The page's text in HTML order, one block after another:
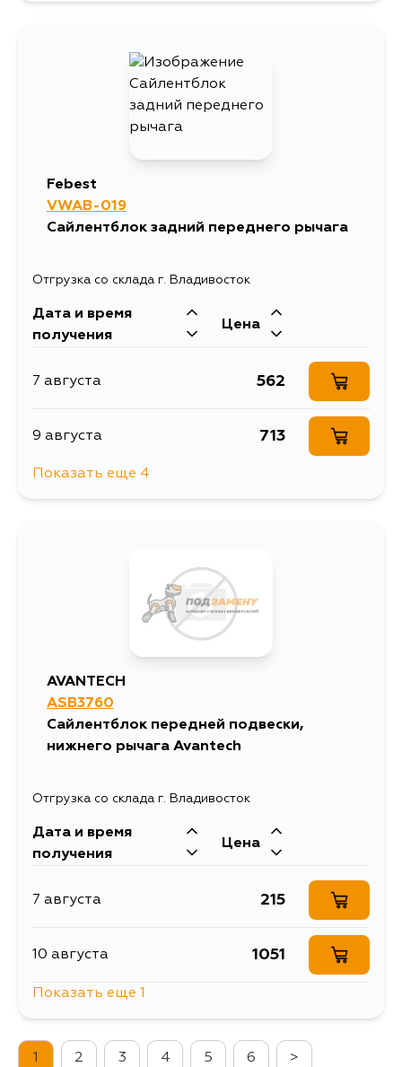
745
745
30 августа
3 сентября 814
Febest
VWAB-019
Сайлентблок задний переднего рычага
Отгрузка со склада г. Владивосток
Дата и время
получения
Цена
7 августа 562
9 августа 713
691
Показать еще 4
AVANTECH
ASB3760
Сайлентблок передней подвески,
нижнего рычага Avantech
Отгрузка со склада г. Владивосток
Дата и время
получения
Цена
7 августа 215
10 августа 1051
Показать еще 1
1 2 3 4 5 6 >